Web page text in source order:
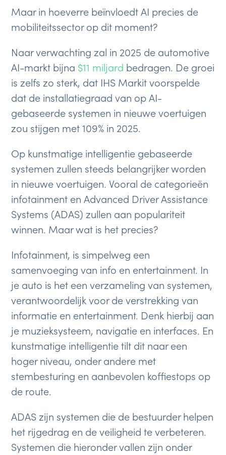
Maar in hoeverre beïnvloedt AI precies de
mobiliteitssector op dit moment?
Naar verwachting zal in 2025 de automotive
AI-markt bijna $11 miljard bedragen. De groei
is zelfs zo sterk, dat IHS Markit voorspelde
dat de installatiegraad van op AI-
gebaseerde systemen in nieuwe voertuigen
zou stijgen met 109% in 2025.
Op kunstmatige intelligentie gebaseerde
systemen zullen steeds belangrijker worden
in nieuwe voertuigen. Vooral de categorieën
infotainment en Advanced Driver Assistance
Systems (ADAS) zullen aan populariteit
winnen. Maar wat is het precies?
Infotainment, is simpelweg een
samenvoeging van info en entertainment. In
je auto is het een verzameling van systemen,
verantwoordelijk voor de verstrekking van
informatie en entertainment. Denk hierbij aan
je muzieksysteem, navigatie en interfaces. En
kunstmatige intelligentie tilt dit naar een
hoger niveau, onder andere met
stembesturing en aanbevolen koffiestops op
de route.
ADAS zijn systemen die de bestuurder helpen
het rijgedrag en de veiligheid te verbeteren.
Systemen die hieronder vallen zijn onder